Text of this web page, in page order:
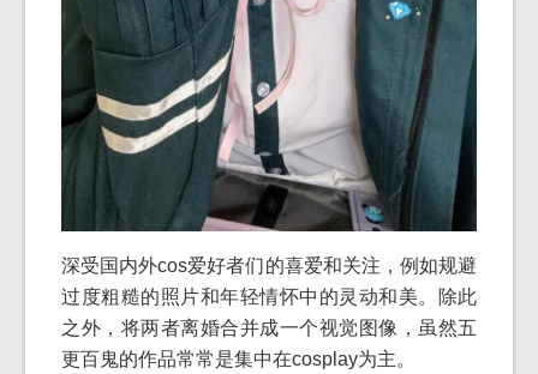
深受国内外cos爱好者们的喜爱和关注，例如规避
过度粗糙的照片和年轻情怀中的灵动和美。除此
之外，将两者离婚合并成一个视觉图像，虽然五
更百鬼的作品常常是集中在cosplay为主。